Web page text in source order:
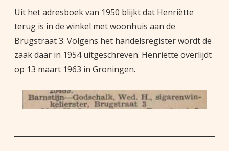
Uit het adresboek van 1950 blijkt dat Henriëtte
terug is in de winkel met woonhuis aan de
Brugstraat 3. Volgens het handelsregister wordt de
zaak daar in 1954 uitgeschreven. Henriëtte overlijdt
op 13 maart 1963 in Groningen.